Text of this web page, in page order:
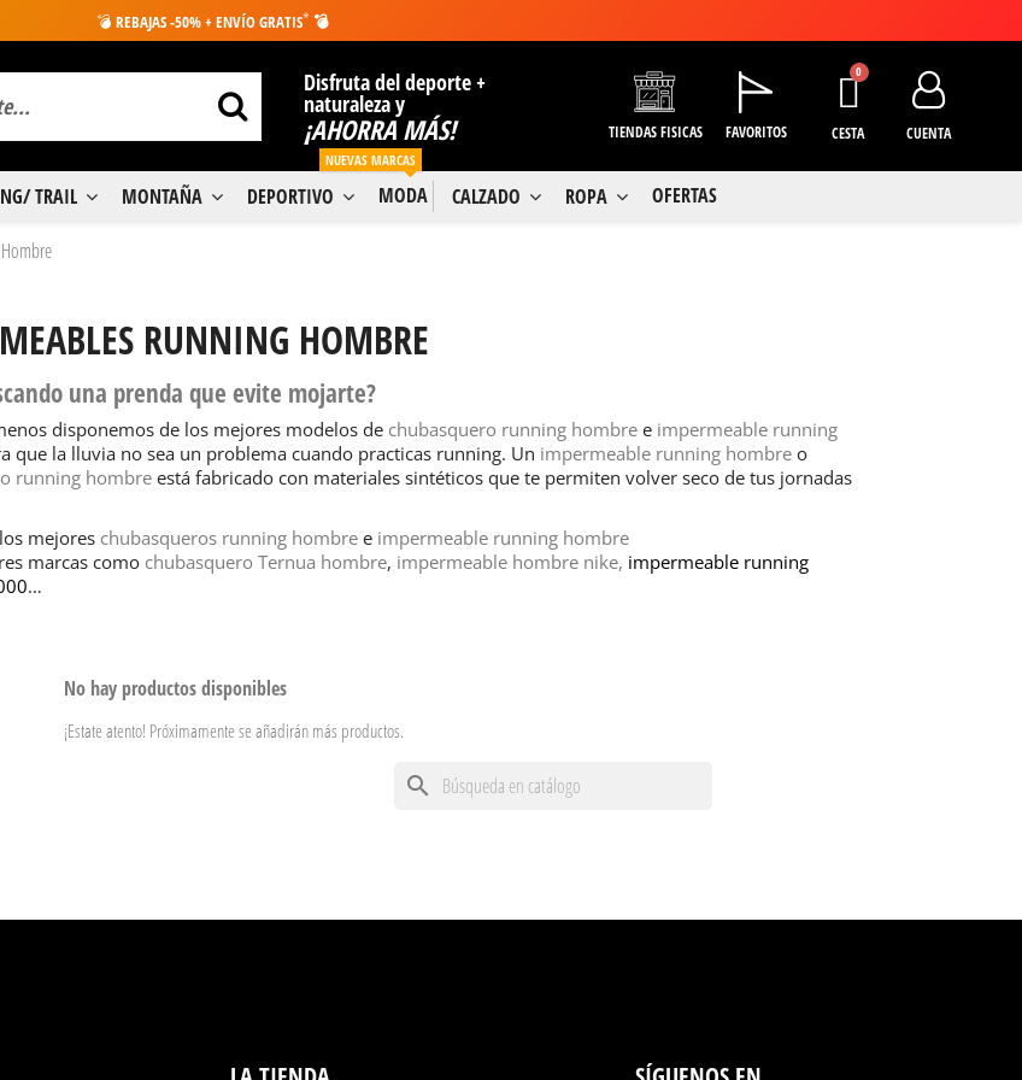
💣 REBAJAS -50% + ENVÍO GRATIS* 💣
Disfruta del deporte +
naturaleza y
¡AHORRA MÁS! TIENDAS FISICAS FAVORITOS CESTA CUENTA
TRAIL MONTAÑA DEPORTIVO MODA
NUEVAS MARCAS
CALZADO ROPA OFERTAS
RUNNING HOMBRE
una prenda que evite mojarte?
disponemos de los mejores modelos dechubasquero running hombree impermeable running
que la lluvia no sea un problema cuando practicas running. Un impermeable running hombreo
running hombreestá fabricado con materiales sintéticos que te permiten volver seco de tus jornadas
mejores chubasqueros running hombree impermeable running hombre
marcas como chubasquero Ternua hombre, impermeable hombre nike, impermeable running
…
No hay productos disponibles
¡Estate atento! Próximamente se añadirán más productos.
search